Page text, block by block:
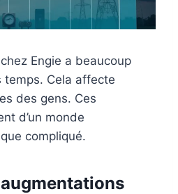
Engie a beaucoup
temps. Cela affecte
des gens. Ces
d’un monde
compliqué.